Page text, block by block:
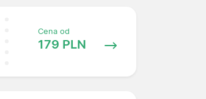
Cena od
179 PLN